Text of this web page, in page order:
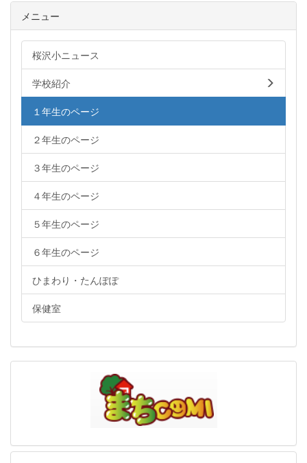
メニュー
桜沢小ニュース
学校紹介
１年生のページ
２年生のページ
３年生のページ
４年生のページ
５年生のページ
６年生のページ
ひまわり・たんぽぽ
保健室